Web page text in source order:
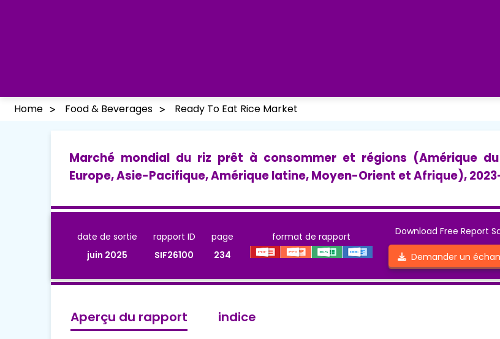
Home Food & Beverages Ready To Eat Rice Market
Marché mondial du riz prêt à consommer et régions (Amérique
Europe, Asie-Pacifique, Amérique latine, Moyen-Orient et Afrique),
date de sortie
juin 2025
rapport ID
SIF26100
page
234
format de rapport Download Free Report
Demander un
Aperçu du rapport indice